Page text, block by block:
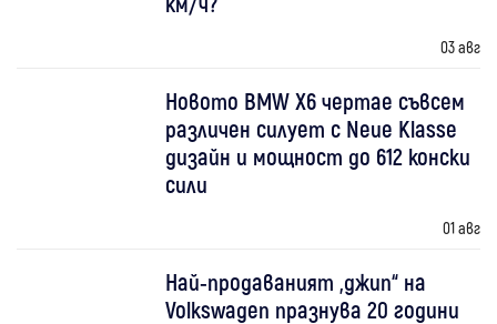
03 авг
Новото BMW X6 чертае съвсем
различен силует с Neue Klasse
дизайн и мощност до 612 конски
сили
01 авг
Най-продаваният „джип“ на
Volkswagen празнува 20 години